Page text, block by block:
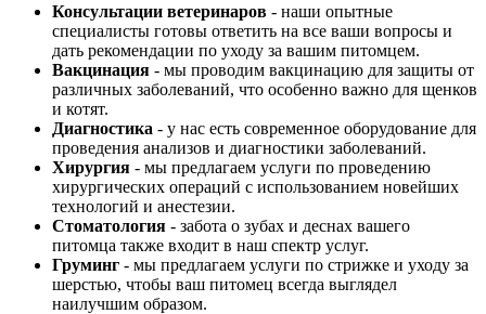
Консультации ветеринаров - наши опытные
специалисты готовы ответить на все ваши вопросы и
дать рекомендации по уходу за вашим питомцем.
Вакцинация - мы проводим вакцинацию для защиты от
различных заболеваний, что особенно важно для щенков
и котят.
Диагностика - у нас есть современное оборудование для
проведения анализов и диагностики заболеваний.
Хирургия - мы предлагаем услуги по проведению
хирургических операций с использованием новейших
технологий и анестезии.
Стоматология - забота о зубах и деснах вашего
питомца также входит в наш спектр услуг.
Груминг - мы предлагаем услуги по стрижке и уходу за
шерстью, чтобы ваш питомец всегда выглядел
наилучшим образом.